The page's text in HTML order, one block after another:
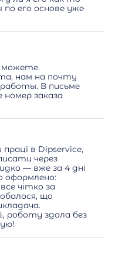
его основе уже
можете.
нам на почту
В письме
заказа
в Dipservice,
через
— вже за 4 дні
оформлено:
чітко за
що
роботу здала без